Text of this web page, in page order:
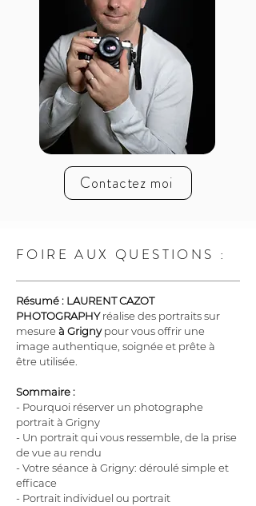
Contactez moi
FOIRE AUX QUESTIONS :
Résumé : LAURENT CAZOT
PHOTOGRAPHY réalise des portraits sur
mesure à Grigny pour vous offrir une
image authentique, soignée et prête à
être utilisée.
Sommaire :
- Pourquoi réserver un photographe
portrait à Grigny
- Un portrait qui vous ressemble, de la prise
de vue au rendu
- Votre séance à Grigny: déroulé simple et
efficace
- Portrait individuel ou portrait